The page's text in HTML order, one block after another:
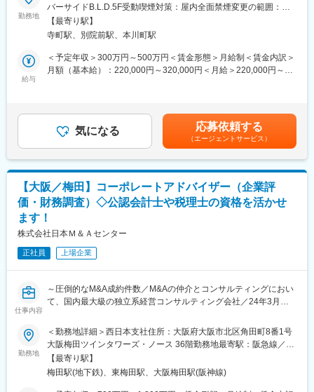
算出をいたします。
自動車事故による損害の調査並びに損害額の算出をいたします。
評価鑑定：工場、ビル、ホテル、学校、神社、仏閣、店舗、家屋
広域災害：台風・水害・地震等の大規模な自然災害発生時には、
全国各地へ鑑定人を派遣いたします。
社者が共に活躍。異業種出身者も多数在籍し、9割以上が未経験か
らのスタートです。
■企業の特徴/魅力
地域随一の規模と実績、大手保険会社からの信頼も厚く、未経験
から専門職を目指し長く働きたい方に最適な職場です。
■業務の魅力
ャリアアップが可能。担当件数や資格取得に応じて収入も増加
し、専門家として信頼されるやりがいの大きい仕事です。
変更の範囲：会社の定める業務
保険の支払いにおいて、中立的な立場で建物や家財の被害状況・
原因を調査し、適正な損害額を算出する業務を担います。
当社にて以下業務をお任せ致します。
■業務詳細
□入社後の流れ
取得できています。
資格勉強の合間に先輩社員と現場同行を行い、仕事の進め方も
▼保険会社から依頼を受ける
▼損害を現地で確認…建物・家財・什器備品・機械設備など
▼関係者へのヒアリング
▼損害額を算定
■扱うサービス
算出をいたします。
自動車事故による損害の調査並びに損害額の算出をいたします。
評価鑑定：工場、ビル、ホテル、学校、神社、仏閣、店舗、家屋
等の再調達価額並びに時価評価額を算定いたします。
勤務地
バーサイドB.L.D.5F受動喫煙対策：屋内全面禁煙変更の範囲：会
社の定める事業所
【最寄り駅】
寺町駅、別院前駅、本川町駅
給与
＜予定年収＞300万円～500万円＜賃金形態＞月給制＜賃金内訳＞
月額（基本給）：220,000円～320,000円＜月給＞220,000円～
年2回※業績による・昇給：年1回モデル年収例年収470万円 ／ 32
歳 経験2年 ／月給28万円＋手当＋賞与（鑑定人3級）賃金はあく
までも目安の金額であり、選考を通じて上下する可能性がありま
す。月給(月額)は固定手当を含めた表記です。
気になる 応募依頼する
（エージェントサービス）
【大阪／梅田】コーポレートアドバイザー（企業評
価・財務調査）◇公認会計士や税理士の資格を活かせ
ます！
株式会社日本Ｍ＆Ａセンター
正社員 上場企業
仕事内容
～圧倒的なM&A成約件数／M&Aの仲介とコンサルティングにおい
て、国内最大級の独立系経営コンサルティング会社／24年3月期
ス～
■募集背景：
当社はM&Aを通じて事業承継問題を抱える中堅中小企業様のご支
援を行っております。M&Aは非常に高度な専門知識が必要とされ
るため、公認会計士・税理士として高い専門性を持つ「コーポレ
ートアドバイザー」が、コンサルタントと共同してディールを遂
勤務地
＜勤務地詳細＞西日本支社住所：大阪府大阪市北区角田町8番1号
大阪梅田ツインタワーズ・ノース 36階勤務地最寄駅：阪急線／梅
田駅受動喫煙対策：屋内全面禁煙変更の範囲：会社の定める事業
所
【最寄り駅】
梅田駅(地下鉄)、東梅田駅、大阪梅田駅(阪神線)